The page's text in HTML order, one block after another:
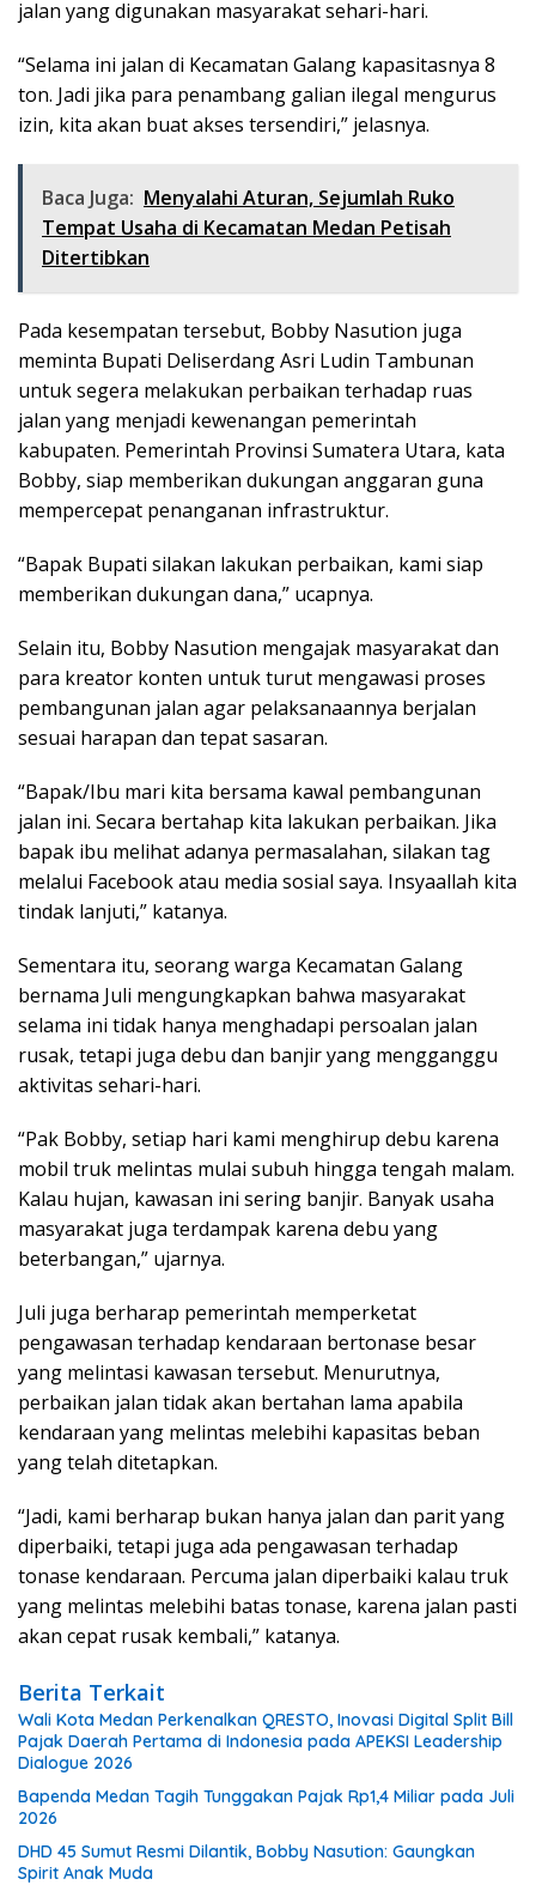
jalan yang digunakan masyarakat sehari-hari.
“Selama ini jalan di Kecamatan Galang kapasitasnya 8
ton. Jadi jika para penambang galian ilegal mengurus
izin, kita akan buat akses tersendiri,” jelasnya.
Baca Juga: Menyalahi Aturan, Sejumlah Ruko
Tempat Usaha di Kecamatan Medan Petisah
Ditertibkan
Pada kesempatan tersebut, Bobby Nasution juga
meminta Bupati Deliserdang Asri Ludin Tambunan
untuk segera melakukan perbaikan terhadap ruas
jalan yang menjadi kewenangan pemerintah
kabupaten. Pemerintah Provinsi Sumatera Utara, kata
Bobby, siap memberikan dukungan anggaran guna
mempercepat penanganan infrastruktur.
“Bapak Bupati silakan lakukan perbaikan, kami siap
memberikan dukungan dana,” ucapnya.
Selain itu, Bobby Nasution mengajak masyarakat dan
para kreator konten untuk turut mengawasi proses
pembangunan jalan agar pelaksanaannya berjalan
sesuai harapan dan tepat sasaran.
“Bapak/Ibu mari kita bersama kawal pembangunan
jalan ini. Secara bertahap kita lakukan perbaikan. Jika
bapak ibu melihat adanya permasalahan, silakan tag
melalui Facebook atau media sosial saya. Insyaallah kita
tindak lanjuti,” katanya.
Sementara itu, seorang warga Kecamatan Galang
bernama Juli mengungkapkan bahwa masyarakat
selama ini tidak hanya menghadapi persoalan jalan
rusak, tetapi juga debu dan banjir yang mengganggu
aktivitas sehari-hari.
“Pak Bobby, setiap hari kami menghirup debu karena
mobil truk melintas mulai subuh hingga tengah malam.
Kalau hujan, kawasan ini sering banjir. Banyak usaha
masyarakat juga terdampak karena debu yang
beterbangan,” ujarnya.
Juli juga berharap pemerintah memperketat
pengawasan terhadap kendaraan bertonase besar
yang melintasi kawasan tersebut. Menurutnya,
perbaikan jalan tidak akan bertahan lama apabila
kendaraan yang melintas melebihi kapasitas beban
yang telah ditetapkan.
“Jadi, kami berharap bukan hanya jalan dan parit yang
diperbaiki, tetapi juga ada pengawasan terhadap
tonase kendaraan. Percuma jalan diperbaiki kalau truk
yang melintas melebihi batas tonase, karena jalan pasti
akan cepat rusak kembali,” katanya.
Berita Terkait
Wali Kota Medan Perkenalkan QRESTO, Inovasi Digital Split Bill
Pajak Daerah Pertama di Indonesia pada APEKSI Leadership
Dialogue 2026
Bapenda Medan Tagih Tunggakan Pajak Rp1,4 Miliar pada Juli
2026
DHD 45 Sumut Resmi Dilantik, Bobby Nasution: Gaungkan
Spirit Anak Muda